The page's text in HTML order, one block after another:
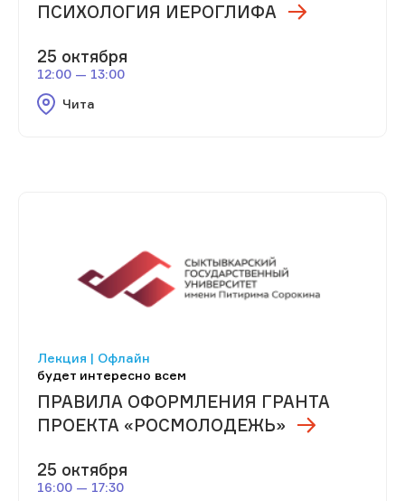
ПСИХОЛОГИЯ ИЕРОГЛИФА
25 октября
12:00 — 13:00
Чита
Лекция | Офлайн
будет интересно всем
ПРАВИЛА ОФОРМЛЕНИЯ ГРАНТА
ПРОЕКТА «РОСМОЛОДЕЖЬ»
25 октября
16:00 — 17:30